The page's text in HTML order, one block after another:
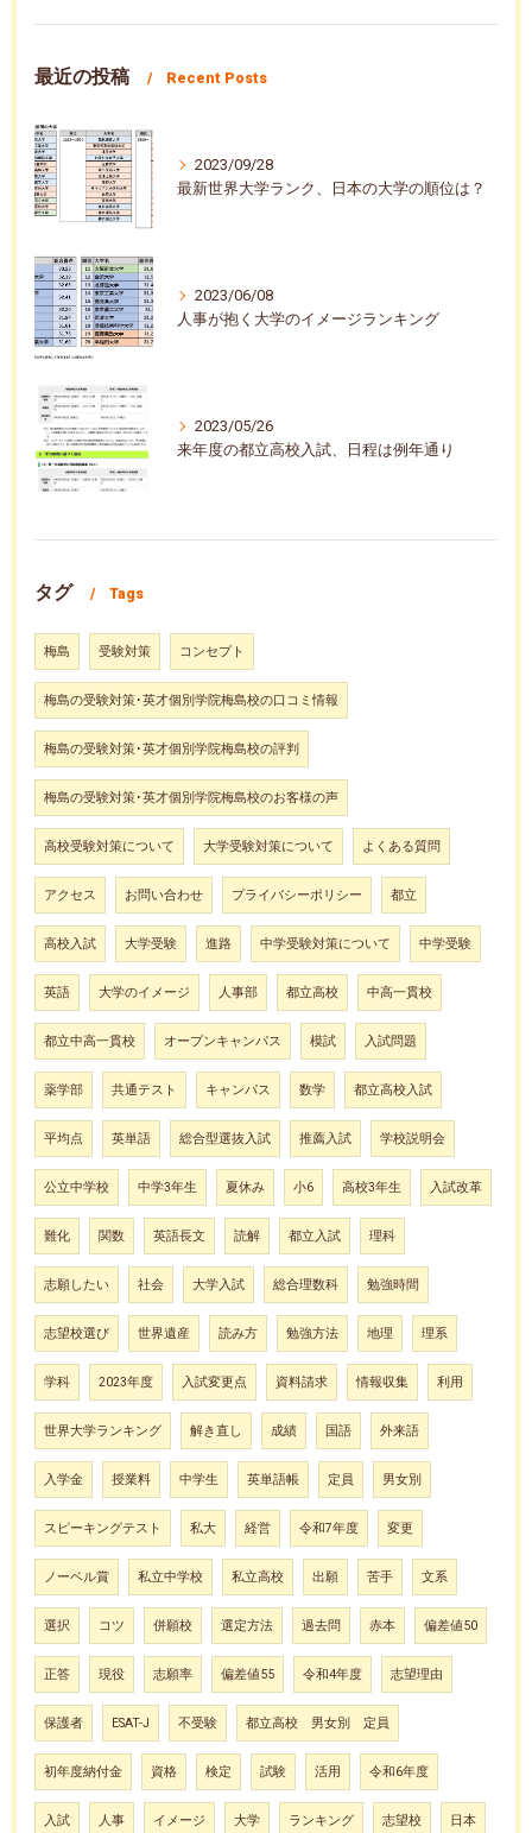
最近の投稿 Recent Posts
2023/09/28
最新世界大学ランク、日本の大学の順位は？
2023/06/08
人事が抱く大学のイメージランキング
2023/05/26
来年度の都立高校入試、日程は例年通り
タグ Tags
梅島 受験対策 コンセプト
梅島の受験対策･英才個別学院梅島校の口コミ情報
梅島の受験対策･英才個別学院梅島校の評判
梅島の受験対策･英才個別学院梅島校のお客様の声
高校受験対策について 大学受験対策について よくある質問
アクセス お問い合わせ プライバシーポリシー 都立
高校入試 大学受験 進路 中学受験対策について 中学受験
英語 大学のイメージ 人事部 都立高校 中高一貫校
都立中高一貫校 オープンキャンパス 模試 入試問題
薬学部 共通テスト キャンパス 数学 都立高校入試
平均点 英単語 総合型選抜入試 推薦入試 学校説明会
公立中学校 中学3年生 夏休み 小6 高校3年生 入試改革
難化 関数 英語長文 読解 都立入試 理科
志願したい 社会 大学入試 総合理数科 勉強時間
志望校選び 世界遺産 読み方 勉強方法 地理 理系
学科 2023年度 入試変更点 資料請求 情報収集 利用
世界大学ランキング 解き直し 成績 国語 外来語
入学金 授業料 中学生 英単語帳 定員 男女別
スピーキングテスト 私大 経営 令和7年度 変更
ノーベル賞 私立中学校 私立高校 出願 苦手 文系
選択 コツ 併願校 選定方法 過去問 赤本 偏差値50
正答 現役 志願率 偏差値55 令和4年度 志望理由
保護者 ESAT-J 不受験 都立高校 男女別 定員
初年度納付金 資格 検定 試験 活用 令和6年度
入試 人事 イメージ 大学 ランキング 志望校 日本